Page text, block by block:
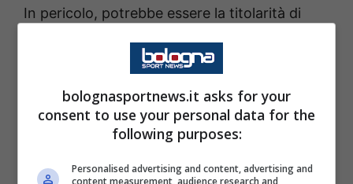
In pericolo, potrebbe essere la titolarità di
come vertice basso del
centrocampo.
Le risposte vere, però, le darà solo il match
bolognasportnews.it asks for your
consent to use your personal data for the
following purposes:
Personalised advertising and content, advertising and
content measurement, audience research and